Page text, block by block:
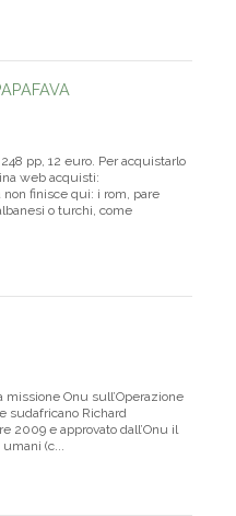
pp, 12 euro. Per acquistarlo
web acquisti:
finisce qui: i rom, pare
o turchi, come
missione Onu sull’Operazione
sudafricano Richard
2009 e approvato dall’Onu il
(c...